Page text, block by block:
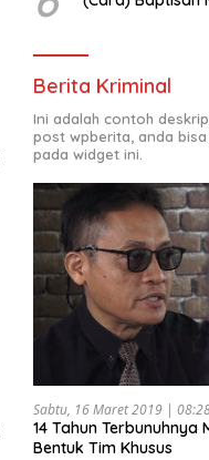
Berita Kriminal
Ini adalah contoh
post wpberita, anda
pada widget ini.
Sabtu, 16 Maret 2019 |
14 Tahun Terbunuhnya
Bentuk Tim Khusus